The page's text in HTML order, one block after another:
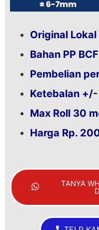
Original Lokal
Bahan PP BCF
Pembelian
Ketebalan
Max Roll 30
Harga Rp.
TANYA